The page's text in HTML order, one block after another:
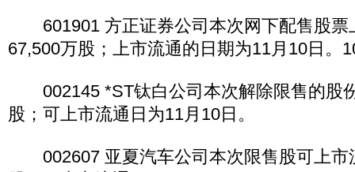
601901 方正证券公司本次网下配售股票
67,500万股；上市流通的日期为11月10日。
002145 *ST钛白公司本次解除限售的股
股；可上市流通日为11月10日。
002607 亚夏汽车公司本次限售股可上市